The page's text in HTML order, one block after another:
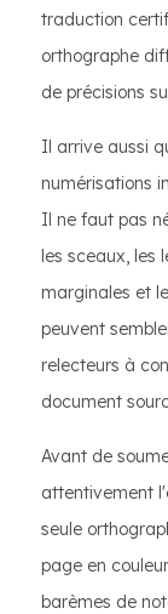
traduction
orthographe
de précisions
Il arrive aussi
numérisations
Il ne faut pas
les sceaux, les
marginales et
peuvent
relecteurs à
document
Avant de
attentivement
seule
page en
barèmes de